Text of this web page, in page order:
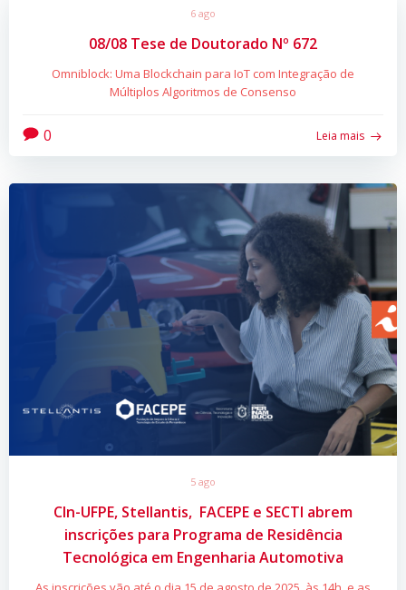
6 ago
08/08 Tese de Doutorado Nº 672
Omniblock: Uma Blockchain para IoT com Integração de
Múltiplos Algoritmos de Consenso
0 Leia mais
5 ago
CIn-UFPE, Stellantis, FACEPE e SECTI abrem
inscrições para Programa de Residência
Tecnológica em Engenharia Automotiva